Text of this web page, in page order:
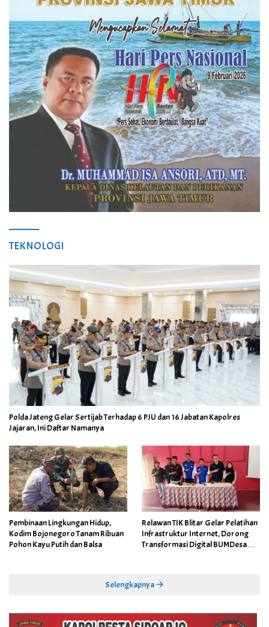
TEKNOLOGI
Polda Jateng Gelar Sertijab Terhadap 6 PJU dan 16 Jabatan Kapolres
Jajaran, Ini Daftar Namanya
Pembinaan Lingkungan Hidup,
Kodim Bojonegoro Tanam Ribuan
Pohon Kayu Putih dan Balsa
Relawan TIK Blitar Gelar Pelatihan
Infrastruktur Internet, Dorong
Transformasi Digital BUMDesa
Selengkapnya